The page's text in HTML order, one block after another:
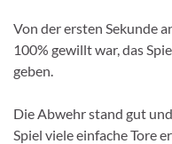
Von der ersten Sekunde
100% gewillt war, das
geben.
Die Abwehr stand gut
Spiel viele einfache Tore